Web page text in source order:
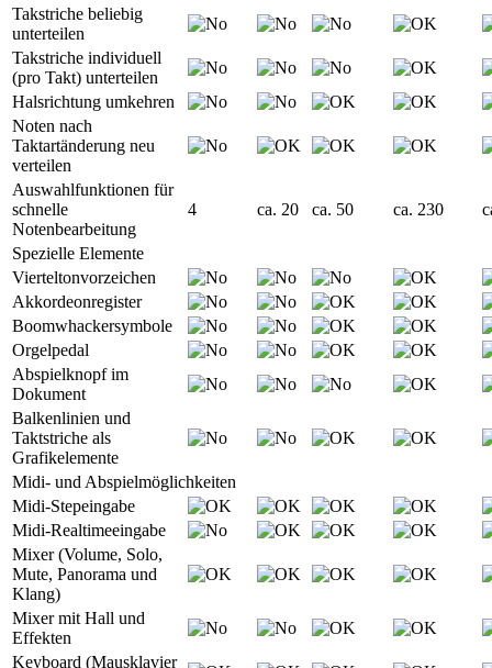
Takstriche beliebig
unterteilen
Takstriche individuell
(pro Takt) unterteilen
Halsrichtung umkehren
Noten nach
Taktartänderung neu
verteilen
Auswahlfunktionen für
schnelle
Notenbearbeitung
4 ca. 20 ca. 50 ca. 230
Spezielle Elemente
Vierteltonvorzeichen
Akkordeonregister
Boomwhackersymbole
Orgelpedal
Abspielknopf im
Dokument
Balkenlinien und
Taktstriche als
Grafikelemente
Midi- und Abspielmöglichkeiten
Midi-Stepeingabe
Midi-Realtimeeingabe
Mixer (Volume, Solo,
Mute, Panorama und
Klang)
Mixer mit Hall und
Effekten
Keyboard (Mausklavier